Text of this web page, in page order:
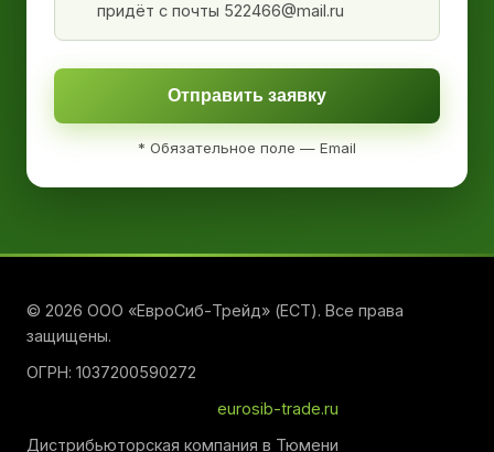
придёт с почты 522466@mail.ru
Отправить заявку
* Обязательное поле — Email
© 2026 ООО «ЕвроСиб-Трейд» (ЕСТ). Все права
защищены.
ОГРН: 1037200590272
eurosib-trade.ru
Дистрибьюторская компания в Тюмени